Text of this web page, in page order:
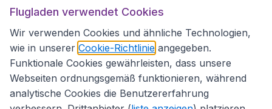
Folgen Sie uns:
Flugladen verwendet Cookies
Wir verwenden Cookies und ähnliche Technologien,
wie in unserer Cookie-Richtlinie angegeben.
Funktionale Cookies gewährleisten, dass unsere
Webseiten ordnungsgemäß funktionieren, während
analytische Cookies die Benutzererfahrung